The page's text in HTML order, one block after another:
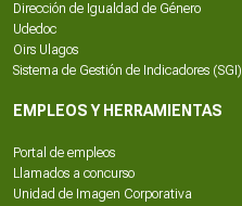
Dirección de Igualdad de Género
Udedoc
Oirs Ulagos
Sistema de Gestión de Indicadores (SGI)
EMPLEOS Y HERRAMIENTAS
Portal de empleos
Llamados a concurso
Unidad de Imagen Corporativa